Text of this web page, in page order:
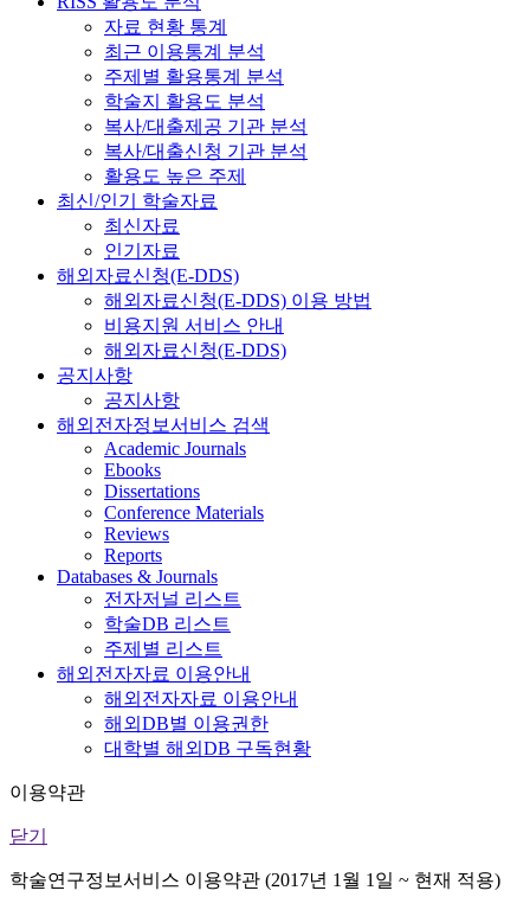
자료 현황 통계
최근 이용통계 분석
주제별 활용통계 분석
학술지 활용도 분석
복사/대출제공 기관 분석
복사/대출신청 기관 분석
활용도 높은 주제
최신/인기 학술자료
최신자료
인기자료
해외자료신청(E-DDS)
해외자료신청(E-DDS) 이용 방법
비용지원 서비스 안내
해외자료신청(E-DDS)
공지사항
공지사항
해외전자정보서비스 검색
Academic Journals
Ebooks
Dissertations
Conference Materials
Reviews
Reports
Databases & Journals
전자저널 리스트
학술DB 리스트
주제별 리스트
해외전자자료 이용안내
해외전자자료 이용안내
해외DB별 이용권한
대학별 해외DB 구독현황
이용약관
닫기
학술연구정보서비스 이용약관 (2017년 1월 1일 ~ 현재 적용)